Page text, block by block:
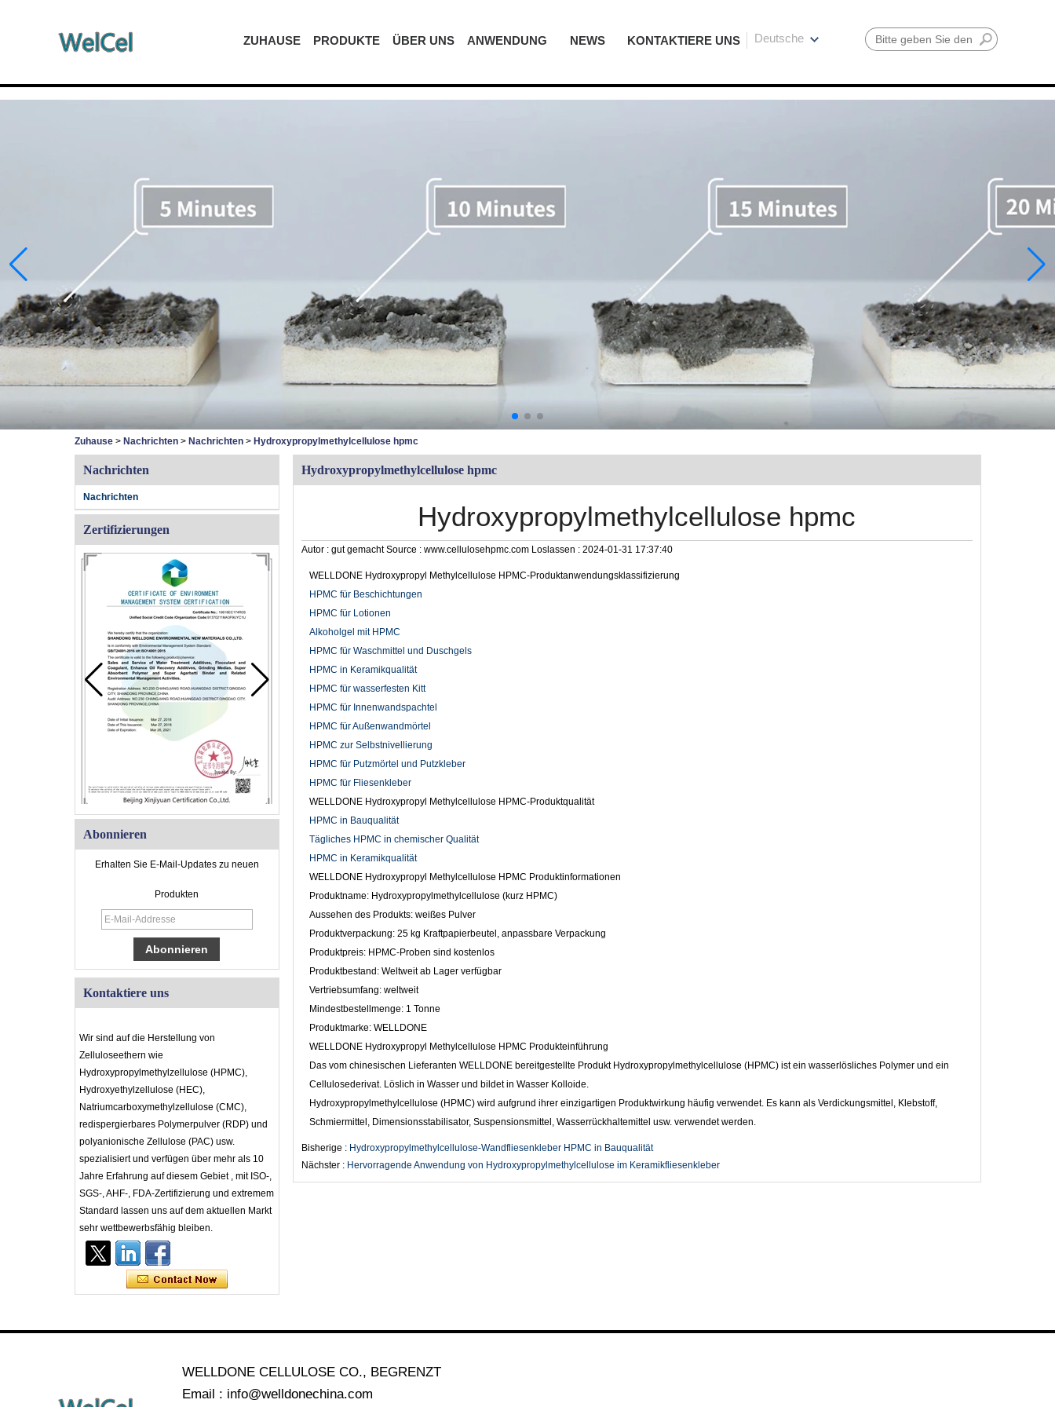
ZUHAUSE PRODUKTE ÜBER UNS ANWENDUNG NEWS KONTAKTIERE UNS Suche
Deutsche
Zuhause> Nachrichten> Nachrichten> Hydroxypropylmethylcellulose hpmc
Nachrichten
Nachrichten
Zertifizierungen
Abonnieren
Erhalten Sie E-Mail-Updates zu neuen
Produkten
Kontaktiere uns
Wir sind auf die Herstellung von
Zelluloseethern wie
Hydroxypropylmethylzellulose (HPMC),
Hydroxyethylzellulose (HEC),
Natriumcarboxymethylzellulose (CMC),
redispergierbares Polymerpulver (RDP) und
polyanionische Zellulose (PAC) usw.
spezialisiert und verfügen über mehr als 10
Jahre Erfahrung auf diesem Gebiet , mit ISO-,
SGS-, AHF-, FDA-Zertifizierung und extremem
Standard lassen uns auf dem aktuellen Markt
sehr wettbewerbsfähig bleiben.
Hydroxypropylmethylcellulose hpmc
Hydroxypropylmethylcellulose hpmc
Autor : gut gemacht Source : www.cellulosehpmc.com Loslassen : 2024-01-31 17:37:40
WELLDONE Hydroxypropyl Methylcellulose HPMC-Produktanwendungsklassifizierung
HPMC für Beschichtungen
HPMC für Lotionen
Alkoholgel mit HPMC
HPMC für Waschmittel und Duschgels
HPMC in Keramikqualität
HPMC für wasserfesten Kitt
HPMC für Innenwandspachtel
HPMC für Außenwandmörtel
HPMC zur Selbstnivellierung
HPMC für Putzmörtel und Putzkleber
HPMC für Fliesenkleber
WELLDONE Hydroxypropyl Methylcellulose HPMC-Produktqualität
HPMC in Bauqualität
Tägliches HPMC in chemischer Qualität
HPMC in Keramikqualität
WELLDONE Hydroxypropyl Methylcellulose HPMC Produktinformationen
Produktname: Hydroxypropylmethylcellulose (kurz HPMC)
Aussehen des Produkts: weißes Pulver
Produktverpackung: 25 kg Kraftpapierbeutel, anpassbare Verpackung
Produktpreis: HPMC-Proben sind kostenlos
Produktbestand: Weltweit ab Lager verfügbar
Vertriebsumfang: weltweit
Mindestbestellmenge: 1 Tonne
Produktmarke: WELLDONE
WELLDONE Hydroxypropyl Methylcellulose HPMC Produkteinführung
Das vom chinesischen Lieferanten WELLDONE bereitgestellte Produkt Hydroxypropylmethylcellulose (HPMC) ist ein wasserlösliches Polymer und ein
Cellulosederivat. Löslich in Wasser und bildet in Wasser Kolloide.
Hydroxypropylmethylcellulose (HPMC) wird aufgrund ihrer einzigartigen Produktwirkung häufig verwendet. Es kann als Verdickungsmittel, Klebstoff,
Schmiermittel, Dimensionsstabilisator, Suspensionsmittel, Wasserrückhaltemittel usw. verwendet werden.
Bisherige : Hydroxypropylmethylcellulose-Wandfliesenkleber HPMC in Bauqualität
Nächster : Hervorragende Anwendung von Hydroxypropylmethylcellulose im Keramikfliesenkleber
WELLDONE CELLULOSE CO., BEGRENZT
Email : info@welldonechina.com